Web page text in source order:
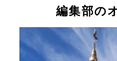
編集部の